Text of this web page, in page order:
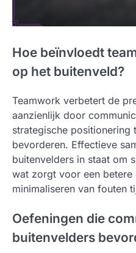
Hoe beïnvloedt
op het buitenveld?
Teamwork verbetert de
aanzienlijk door
strategische positionering
bevorderen. Effectieve
buitenvelders in staat om
wat zorgt voor een betere
minimaliseren van fouten
Oefeningen die
buitenvelders